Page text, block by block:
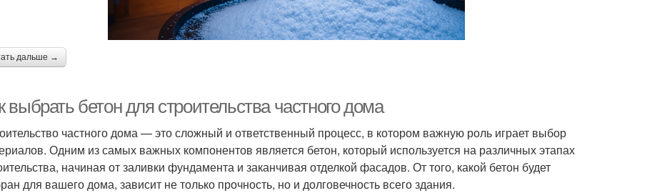
дальше →
выбрать бетон для строительства частного дома
частного дома — это сложный и ответственный процесс, в котором важную роль играет выбор
Одним из самых важных компонентов является бетон, который используется на различных этапах
начиная от заливки фундамента и заканчивая отделкой фасадов. От того, какой бетон будет
для вашего дома, зависит не только прочность, но и долговечность всего здания.